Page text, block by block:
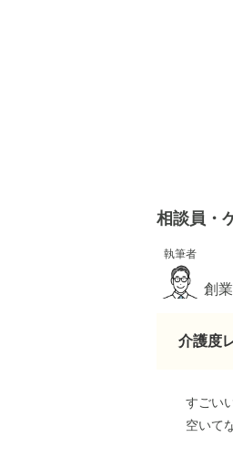
相談員・
執筆者
創
介護度
すごい
空いて